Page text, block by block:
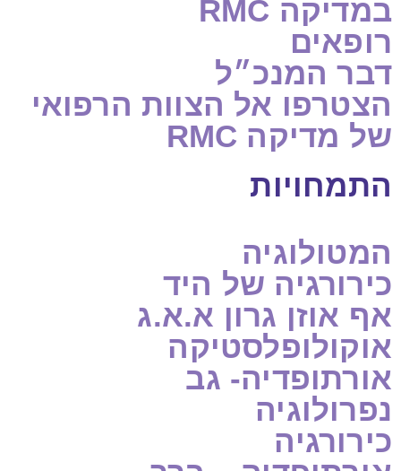
במדיקה RMC
רופאים
דבר המנכ״ל
הצטרפו אל הצוות הרפואי
של מדיקה RMC
התמחויות
המטולוגיה
כירורגיה של היד
אף אוזן גרון א.א.ג
אוקולופלסטיקה
אורתופדיה- גב
נפרולוגיה
כירורגיה